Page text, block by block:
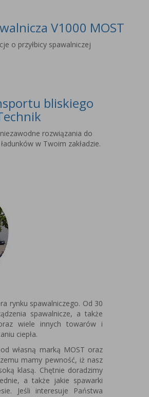
V1000 MOST
o przyłbicy spawalniczej
bliskiego
rozwiązania do
w Twoim zakładzie.
rynku spawalniczego. Od 30
spawalnicze, a także
wiele innych towarów i
ciepła.
własną marką MOST oraz
mamy pewność, iż nasz
klasą. Chętnie doradzimy
a także jakie spawarki
Jeśli interesuje Państwa